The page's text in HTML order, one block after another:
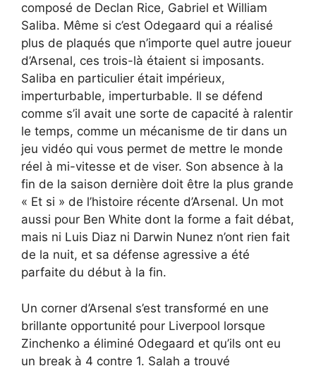
composé de Declan Rice, Gabriel et William
Saliba. Même si c’est Odegaard qui a réalisé
plus de plaqués que n’importe quel autre joueur
d’Arsenal, ces trois-là étaient si imposants.
Saliba en particulier était impérieux,
imperturbable, imperturbable. Il se défend
comme s’il avait une sorte de capacité à ralentir
le temps, comme un mécanisme de tir dans un
jeu vidéo qui vous permet de mettre le monde
réel à mi-vitesse et de viser. Son absence à la
fin de la saison dernière doit être la plus grande
« Et si » de l’histoire récente d’Arsenal. Un mot
aussi pour Ben White dont la forme a fait débat,
mais ni Luis Diaz ni Darwin Nunez n’ont rien fait
de la nuit, et sa défense agressive a été
parfaite du début à la fin.
Un corner d’Arsenal s’est transformé en une
brillante opportunité pour Liverpool lorsque
Zinchenko a éliminé Odegaard et qu’ils ont eu
un break à 4 contre 1. Salah a trouvé